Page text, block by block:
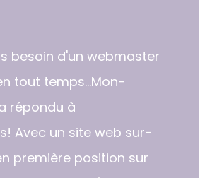
besoin d'un webmaster
tout temps...Mon-
répondu à
Avec un site web sur-
première position sur